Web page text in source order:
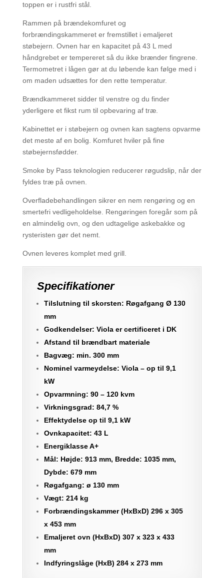
toppen er i rustfri stål.
Rammen på brændekomfuret og
forbrændingskammeret er fremstillet i emaljeret
støbejern. Ovnen har en kapacitet på 43 L med
håndgrebet er tempereret så du ikke brænder fingrene.
Termometret i lågen gør at du løbende kan følge med i
om maden udsættes for den rette temperatur.
Brændkammeret sidder til venstre og du finder
yderligere et fikst rum til opbevaring af træ.
Kabinettet er i støbejern og ovnen kan sagtens opvarme
det meste af en bolig. Komfuret hviler på fine
støbejernsfødder.
Smoke by Pass teknologien reducerer røgudslip, når der
fyldes træ på ovnen.
Overfladebehandlingen sikrer en nem rengøring og en
smertefri vedligeholdelse. Rengøringen foregår som på
en almindelig ovn, og den udtagelige askebakke og
rysteristen gør det nemt.
Ovnen leveres komplet med grill.
Specifikationer
Tilslutning til skorsten: Røgafgang Ø 130
mm
Godkendelser: Viola er certificeret i DK
Afstand til brændbart materiale
Bagvæg: min. 300 mm
Nominel varmeydelse: Viola – op til 9,1
kW
Opvarmning: 90 – 120 kvm
Virkningsgrad: 84,7 %
Effektydelse op til 9,1 kW
Ovnkapacitet: 43 L
Energiklasse A+
Mål: Højde: 913 mm, Bredde: 1035 mm,
Dybde: 679 mm
Røgafgang: ø 130 mm
Vægt: 214 kg
Forbrændingskammer (HxBxD) 296 x 305
x 453 mm
Emaljeret ovn (HxBxD) 307 x 323 x 433
mm
Indfyringslåge (HxB) 284 x 273 mm